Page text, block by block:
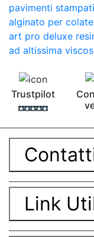
pavimenti stampati
alginato per
art pro deluxe
ad altissima
Trustpilot
Link